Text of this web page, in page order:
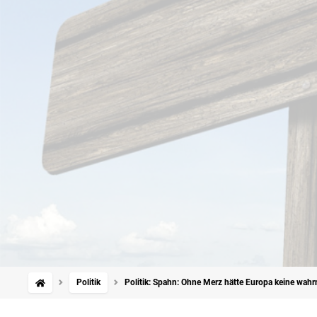
Politik Politik: Spahn: Ohne Merz hätte Europa keine